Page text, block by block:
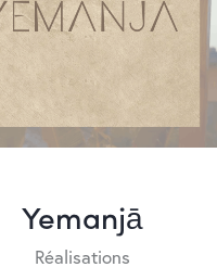
Yemanjā
Réalisations